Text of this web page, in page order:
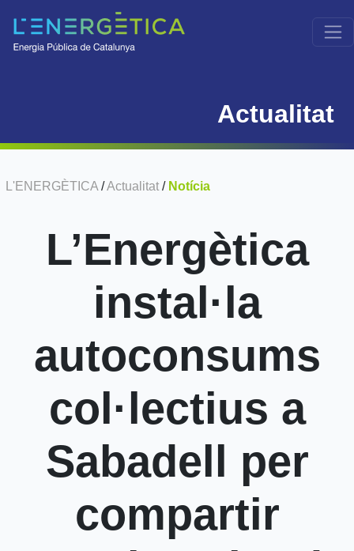
Actualitat
L'ENERGÈTICA /Actualitat / Notícia
L’Energètica
instal·la
autoconsums
col·lectius a
Sabadell per
compartir